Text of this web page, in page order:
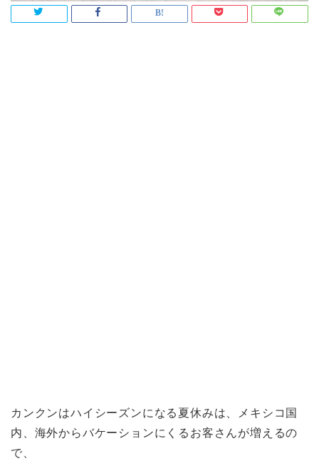
カンクンはハイシーズンになる夏休みは、メキシコ国
内、海外からバケーションにくるお客さんが増えるの
で、